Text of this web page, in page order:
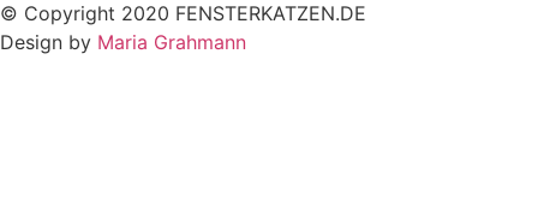
© Copyright 2020 FENSTERKATZEN.DE
Design by Maria Grahmann